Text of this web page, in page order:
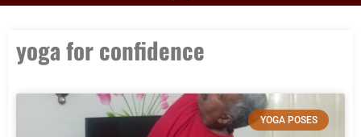
yoga for confidence
YOGA POSES